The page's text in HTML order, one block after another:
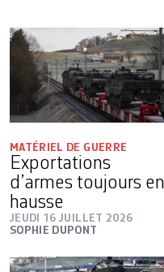
MATÉRIEL DE GUERRE
Exportations
d’armes toujours en
hausse
JEUDI 16 JUILLET 2026
SOPHIE DUPONT